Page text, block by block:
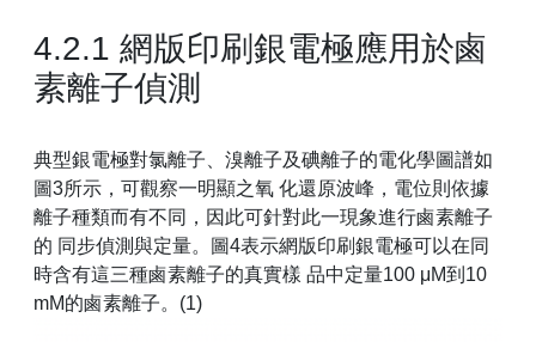
4.2.1 網版印刷銀電極應用於鹵
素離子偵測
典型銀電極對氯離子、溴離子及碘離子的電化學圖譜如
圖3所示，可觀察一明顯之氧 化還原波峰，電位則依據
離子種類而有不同，因此可針對此一現象進行鹵素離子
的 同步偵測與定量。圖4表示網版印刷銀電極可以在同
時含有這三種鹵素離子的真實樣 品中定量100 μM到10
mM的鹵素離子。(1)